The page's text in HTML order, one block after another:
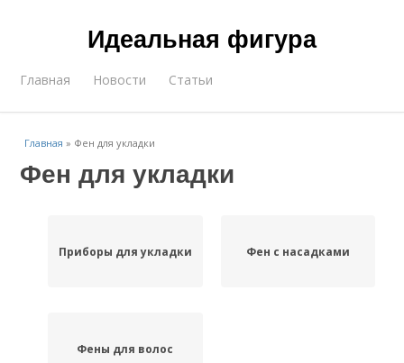
Идеальная фигура
Главная Новости Статьи
Главная » Фен для укладки
Фен для укладки
Приборы для укладки Фен с насадками
Фены для волос